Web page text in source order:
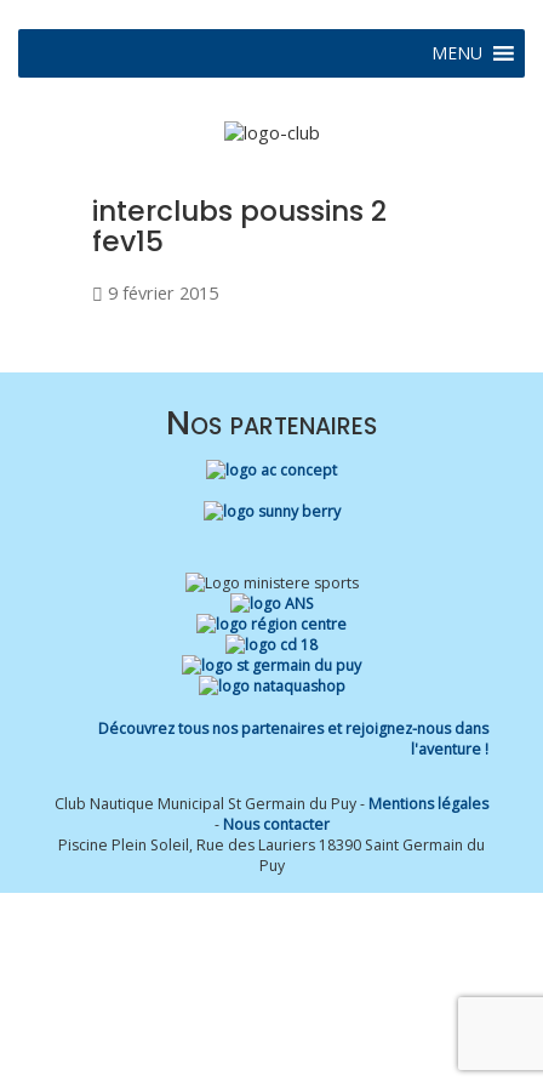
MENU
interclubs poussins 2
fev15
9 février 2015
Nos partenaires
Découvrez tous nos partenaires et rejoignez-nous dans
l'aventure !
Club Nautique Municipal St Germain du Puy - Mentions légales
- Nous contacter
Piscine Plein Soleil, Rue des Lauriers 18390 Saint Germain du
Puy